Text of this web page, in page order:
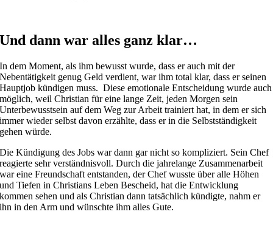
Und dann war alles ganz klar…
In dem Moment, als ihm bewusst wurde, dass er auch mit der
Nebentätigkeit genug Geld verdient, war ihm total klar, dass er seinen
Hauptjob kündigen muss. Diese emotionale Entscheidung wurde auch
möglich, weil Christian für eine lange Zeit, jeden Morgen sein
Unterbewusstsein auf dem Weg zur Arbeit trainiert hat, in dem er sich
immer wieder selbst davon erzählte, dass er in die Selbstständigkeit
gehen würde.
Die Kündigung des Jobs war dann gar nicht so kompliziert. Sein Chef
reagierte sehr verständnisvoll. Durch die jahrelange Zusammenarbeit
war eine Freundschaft entstanden, der Chef wusste über alle Höhen
und Tiefen in Christians Leben Bescheid, hat die Entwicklung
kommen sehen und als Christian dann tatsächlich kündigte, nahm er
ihn in den Arm und wünschte ihm alles Gute.